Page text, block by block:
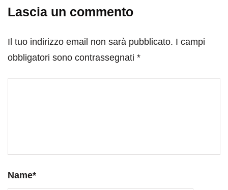
Lascia un commento
Il tuo indirizzo email non sarà pubblicato. I campi
obbligatori sono contrassegnati *
Name*